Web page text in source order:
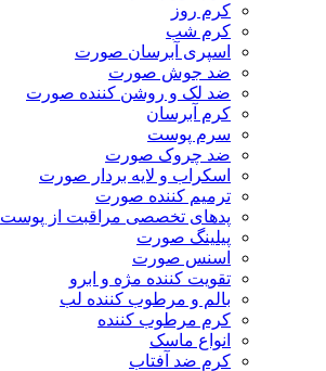
کرم روز
کرم شب
اسپری آبرسان صورت
ضد جوش صورت
ضد لک و روشن کننده صورت
کرم آبرسان
سرم پوست
ضد چروک صورت
اسکراب و لایه بردار صورت
ترمیم کننده صورت
پدهای تخصصی مراقبت از پوست
پیلینگ صورت
اسنس صورت
تقویت کننده مژه و ابرو
بالم و مرطوب کننده لب
کرم مرطوب کننده
انواع ماسک
کرم ضد آفتاب